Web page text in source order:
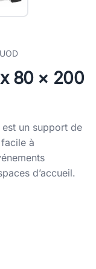
80 × 200
un support de
à
d’accueil.